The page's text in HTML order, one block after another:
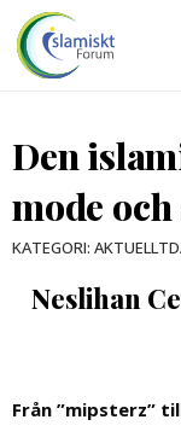
Den
mode
KATEGORI: AKTUELLT
Neslihan
Från ”mipsterz”